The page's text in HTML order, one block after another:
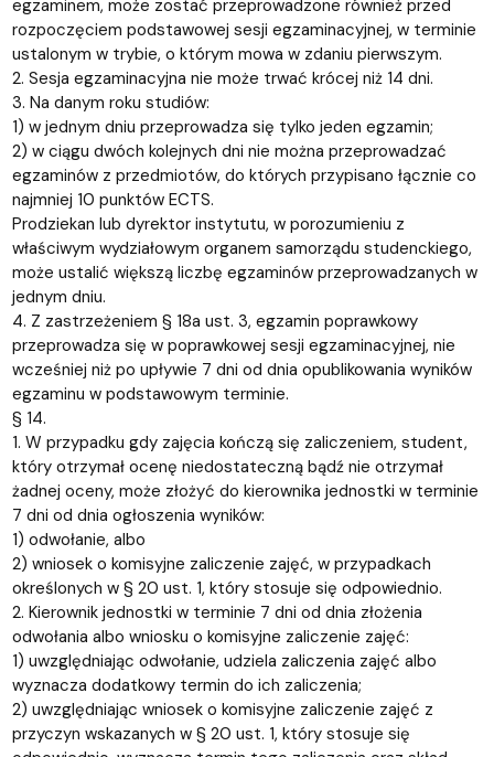
egzaminem, może zostać przeprowadzone również przed
rozpoczęciem podstawowej sesji egzaminacyjnej, w terminie
ustalonym w trybie, o którym mowa w zdaniu pierwszym.
2. Sesja egzaminacyjna nie może trwać krócej niż 14 dni.
3. Na danym roku studiów:
1) w jednym dniu przeprowadza się tylko jeden egzamin;
2) w ciągu dwóch kolejnych dni nie można przeprowadzać
egzaminów z przedmiotów, do których przypisano łącznie co
najmniej 10 punktów ECTS.
Prodziekan lub dyrektor instytutu, w porozumieniu z
właściwym wydziałowym organem samorządu studenckiego,
może ustalić większą liczbę egzaminów przeprowadzanych w
jednym dniu.
4. Z zastrzeżeniem § 18a ust. 3, egzamin poprawkowy
przeprowadza się w poprawkowej sesji egzaminacyjnej, nie
wcześniej niż po upływie 7 dni od dnia opublikowania wyników
egzaminu w podstawowym terminie.
§ 14.
1. W przypadku gdy zajęcia kończą się zaliczeniem, student,
który otrzymał ocenę niedostateczną bądź nie otrzymał
żadnej oceny, może złożyć do kierownika jednostki w terminie
7 dni od dnia ogłoszenia wyników:
1) odwołanie, albo
2) wniosek o komisyjne zaliczenie zajęć, w przypadkach
określonych w § 20 ust. 1, który stosuje się odpowiednio.
2. Kierownik jednostki w terminie 7 dni od dnia złożenia
odwołania albo wniosku o komisyjne zaliczenie zajęć:
1) uwzględniając odwołanie, udziela zaliczenia zajęć albo
wyznacza dodatkowy termin do ich zaliczenia;
2) uwzględniając wniosek o komisyjne zaliczenie zajęć z
przyczyn wskazanych w § 20 ust. 1, który stosuje się